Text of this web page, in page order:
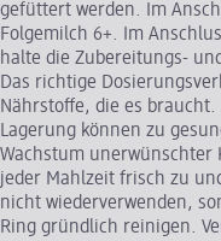
gefüttert werden. Im
Folgemilch 6+. Im
halte die Zubereitungs-
Das richtige
Nährstoffe, die es
Lagerung können zu
Wachstum unerwünschter
jeder Mahlzeit frisch zu
nicht wiederverwenden,
Ring gründlich reinigen.